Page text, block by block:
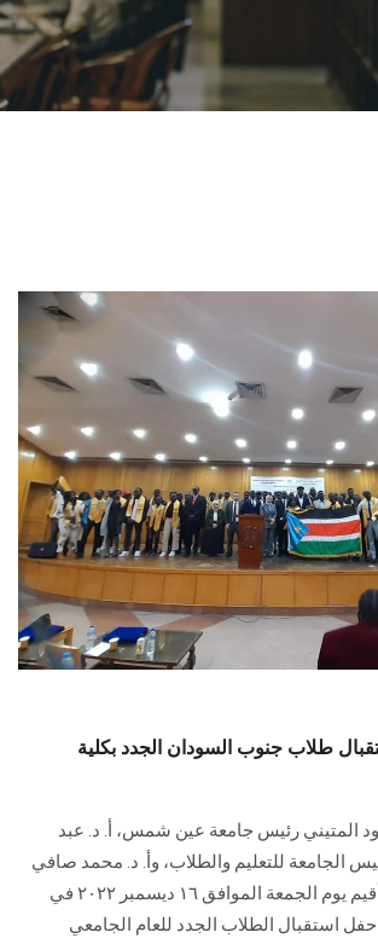
الشئون الأكاديمية
البحث العلمي
الأنظمة الذكية
الإعلام
تواصل معنا
الطلاب
هيئة التدريس
الدراسات العليا
الزائـرون
سجل الان
طلاب جنوب السودان الجدد بكلية
المتيني رئيس جامعة عين شمس، أ. د. عبد
الجامعة للتعليم والطلاب، وأ. د. محمد صافي
عميد كلية الحقوق، أقيم يوم الجمعة الموافق ١٦ ديسمبر ٢٠٢٢ في
استقبال الطلاب الجدد للعام الجامعي